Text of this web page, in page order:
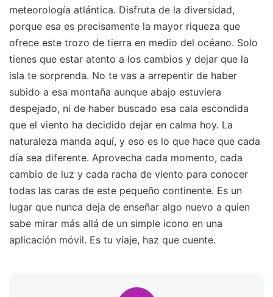
meteorología atlántica. Disfruta de la diversidad,
porque esa es precisamente la mayor riqueza que
ofrece este trozo de tierra en medio del océano. Solo
tienes que estar atento a los cambios y dejar que la
isla te sorprenda. No te vas a arrepentir de haber
subido a esa montaña aunque abajo estuviera
despejado, ni de haber buscado esa cala escondida
que el viento ha decidido dejar en calma hoy. La
naturaleza manda aquí, y eso es lo que hace que cada
día sea diferente. Aprovecha cada momento, cada
cambio de luz y cada racha de viento para conocer
todas las caras de este pequeño continente. Es un
lugar que nunca deja de enseñar algo nuevo a quien
sabe mirar más allá de un simple icono en una
aplicación móvil. Es tu viaje, haz que cuente.